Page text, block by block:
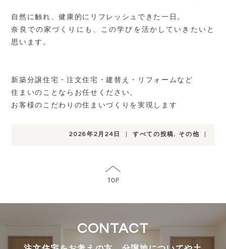
自然に触れ、健康的にリフレッシュできた一日。
奈良での家づくりにも、この学びを活かしていきたいと
思います。
新築分譲住宅・注文住宅・建替え・リフォームなど
住まいのことならお任せください。
お客様のこだわりの住まいづくりを実現します
2026年2月24日 すべての投稿, その他
CONTACT